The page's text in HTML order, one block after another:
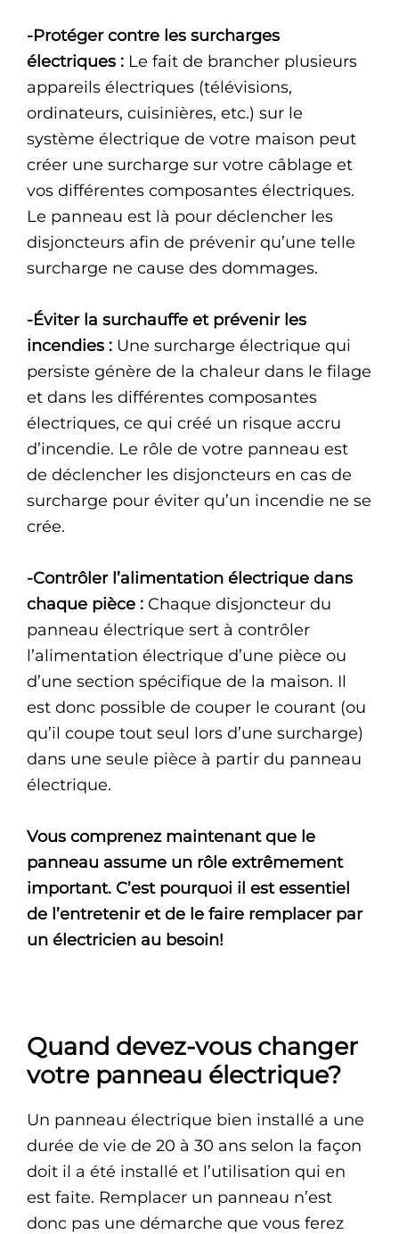
-Protéger contre les surcharges
électriques : Le fait de brancher plusieurs
appareils électriques (télévisions,
ordinateurs, cuisinières, etc.) sur le
système électrique de votre maison peut
créer une surcharge sur votre câblage et
vos différentes composantes électriques.
Le panneau est là pour déclencher les
disjoncteurs afin de prévenir qu’une telle
surcharge ne cause des dommages.
-Éviter la surchauffe et prévenir les
incendies : Une surcharge électrique qui
persiste génère de la chaleur dans le filage
et dans les différentes composantes
électriques, ce qui créé un risque accru
d’incendie. Le rôle de votre panneau est
de déclencher les disjoncteurs en cas de
surcharge pour éviter qu’un incendie ne se
crée.
-Contrôler l’alimentation électrique dans
chaque pièce : Chaque disjoncteur du
panneau électrique sert à contrôler
l’alimentation électrique d’une pièce ou
d’une section spécifique de la maison. Il
est donc possible de couper le courant (ou
qu’il coupe tout seul lors d’une surcharge)
dans une seule pièce à partir du panneau
électrique.
Vous comprenez maintenant que le
panneau assume un rôle extrêmement
important. C’est pourquoi il est essentiel
de l’entretenir et de le faire remplacer par
un électricien au besoin!
Quand devez-vous changer
votre panneau électrique?
Un panneau électrique bien installé a une
durée de vie de 20 à 30 ans selon la façon
doit il a été installé et l’utilisation qui en
est faite. Remplacer un panneau n’est
donc pas une démarche que vous ferez